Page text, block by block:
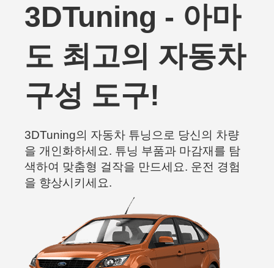
3DTuning - 아마
도 최고의 자동차
구성 도구!
3DTuning의 자동차 튜닝으로 당신의 차량
을 개인화하세요. 튜닝 부품과 마감재를 탐
색하여 맞춤형 걸작을 만드세요. 운전 경험
을 향상시키세요.